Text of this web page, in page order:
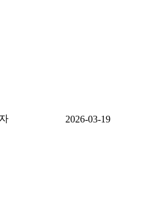
2026-03-19